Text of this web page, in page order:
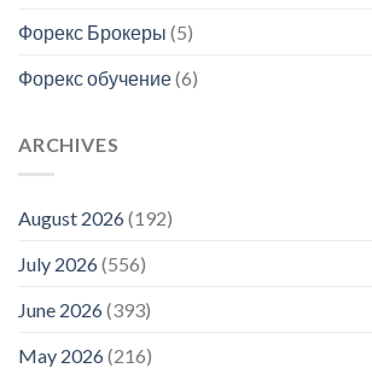
Форекс Брокеры (5)
Форекс обучение(6)
ARCHIVES
August 2026(192)
July 2026(556)
June 2026(393)
May 2026(216)